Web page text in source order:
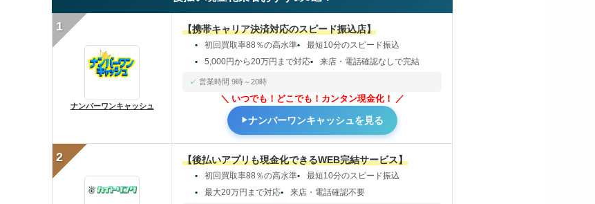
1
ナンバーワンキャッシュ
【携帯キャリア決済対応のスピード振込店】
初回買取率88％の高水準
最短10分のスピード振込
5,000円から20万円まで対応
来店・電話確認なしで完結
営業時間 9時～20時
いつでも！どこでも！カンタン現金化！
ナンバーワンキャッシュを見る
2 【後払いアプリも現金化できるWEB完結サービス】
初回買取率88％の高水準
最短10分のスピード振込
最大20万円まで対応
来店・電話確認不要